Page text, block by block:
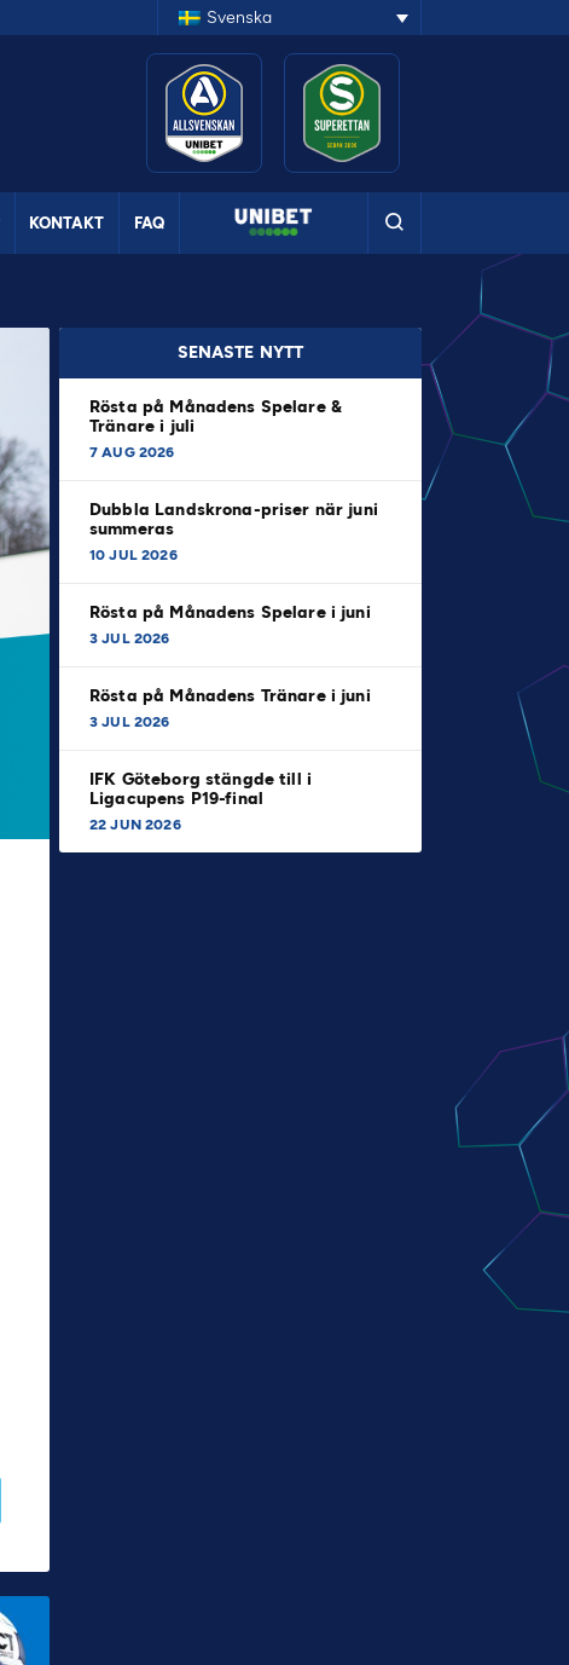
Svenska
KONTAKT FAQ
SENASTE NYTT
Rösta på Månadens Spelare &
Tränare i juli
7 AUG 2026
Dubbla Landskrona-priser när juni
summeras
10 JUL 2026
Rösta på Månadens Spelare i juni
3 JUL 2026
Rösta på Månadens Tränare i juni
3 JUL 2026
IFK Göteborg stängde till i
Ligacupens P19-final
22 JUN 2026